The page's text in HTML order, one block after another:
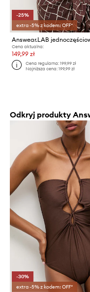
-25%
extra -5% z kodem: OFF*
Cena aktualna:
149,99 zł
Cena regularna:199,99 zł
Najniższa cena:199,99 zł
Odkryj produkty
-30%
extra -5% z kodem: OFF*